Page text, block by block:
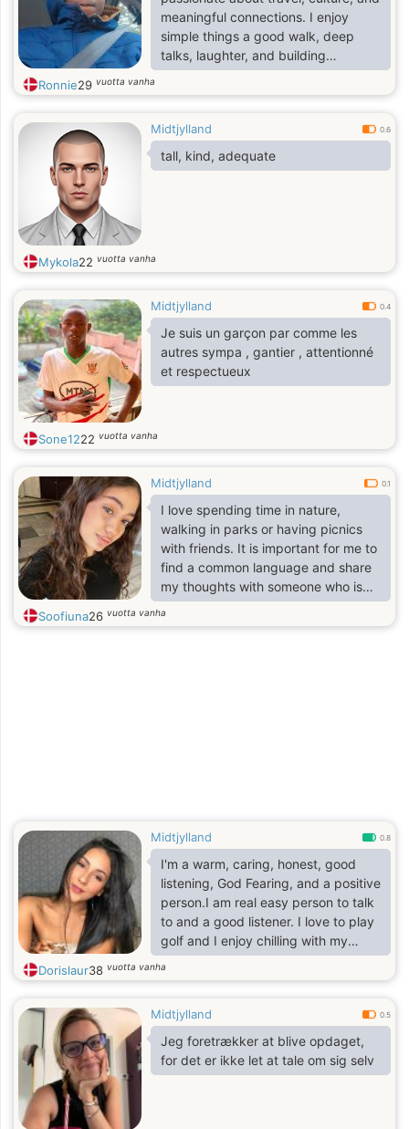
meaningful connections. I enjoy
simple things a good walk, deep
talks, laughter, and building
something real. Life has taught me
to value honesty and kindness
Ronnie29 vuotta vanha
Midtjylland 0.6
tall, kind, adequate
Mykola22 vuotta vanha
Midtjylland 0.4
Je suis un garçon par comme les
autres sympa , gantier , attentionné
et respectueux
Sone1222 vuotta vanha
Midtjylland 0.1
I love spending time in nature,
walking in parks or having picnics
with friends. It is important for me to
find a common language and share
my thoughts with someone who is
close to me.
Soofiuna26 vuotta vanha
Midtjylland 0.8
I'm a warm, caring, honest, good
listening, God Fearing, and a positive
person.I am real easy person to talk
to and a good listener. I love to play
golf and I enjoy chilling with my
friend/family
Dorislaur38 vuotta vanha
Midtjylland 0.5
Jeg foretrækker at blive opdaget,
for det er ikke let at tale om sig selv